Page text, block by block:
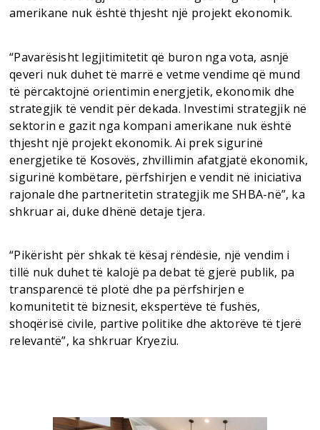
amerikane nuk është thjesht një projekt ekonomik.
“Pavarësisht legjitimitetit që buron nga vota, asnjë
qeveri nuk duhet të marrë e vetme vendime që mund
të përcaktojnë orientimin energjetik, ekonomik dhe
strategjik të vendit për dekada. Investimi strategjik në
sektorin e gazit nga kompani amerikane nuk është
thjesht një projekt ekonomik. Ai prek sigurinë
energjetike të Kosovës, zhvillimin afatgjatë ekonomik,
sigurinë kombëtare, përfshirjen e vendit në iniciativa
rajonale dhe partneritetin strategjik me SHBA-në”, ka
shkruar ai, duke dhënë detaje tjera.
“Pikërisht për shkak të kësaj rëndësie, një vendim i
tillë nuk duhet të kalojë pa debat të gjerë publik, pa
transparencë të plotë dhe pa përfshirjen e
komunitetit të biznesit, ekspertëve të fushës,
shoqërisë civile, partive politike dhe aktorëve të tjerë
relevantë”, ka shkruar Kryeziu.